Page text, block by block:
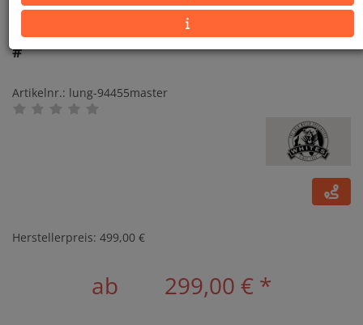
Whites Unterzieher Thermal Fusion -Gr. 2XS/XS -
#
Artikelnr.: lung-94455master
Herstellerpreis: 499,00 €
ab 299,00 € *